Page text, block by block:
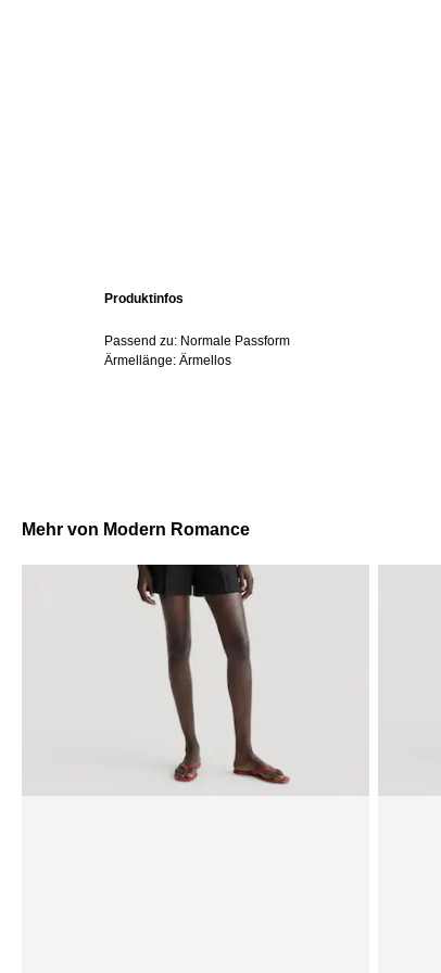
Produktinfos
Passend zu: Normale Passform
Ärmellänge: Ärmellos
Mehr von Modern Romance